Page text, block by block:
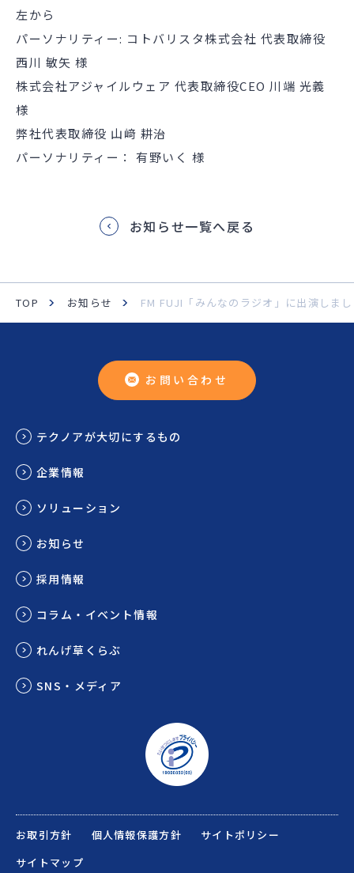
左から
パーソナリティー: コトバリスタ株式会社 代表取締役
西川 敏矢 様
株式会社アジャイルウェア 代表取締役CEO 川端 光義
様
弊社代表取締役 山﨑 耕治
パーソナリティー： 有野いく 様
お知らせ一覧へ戻る
TOP お知らせ FM FUJI「みんなのラジオ」に出演しま
お問い合わせ
テクノアが大切にするもの
企業情報
ソリューション
お知らせ
採用情報
コラム・イベント情報
れんげ草くらぶ
SNS・メディア
お取引方針 個人情報保護方針
サイトポリシー
サイトマップ